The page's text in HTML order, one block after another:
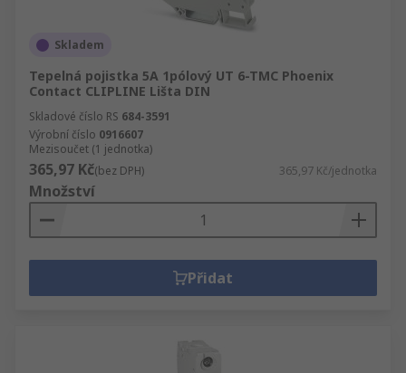
Skladem
Tepelná pojistka 5A 1pólový UT 6-TMC Phoenix
Contact CLIPLINE Lišta DIN
Skladové číslo RS 684-3591
Výrobní číslo 0916607
Mezisoučet (1 jednotka)
365,97 Kč(bez DPH) 365,97 Kč/jednotka
Množství
Přidat